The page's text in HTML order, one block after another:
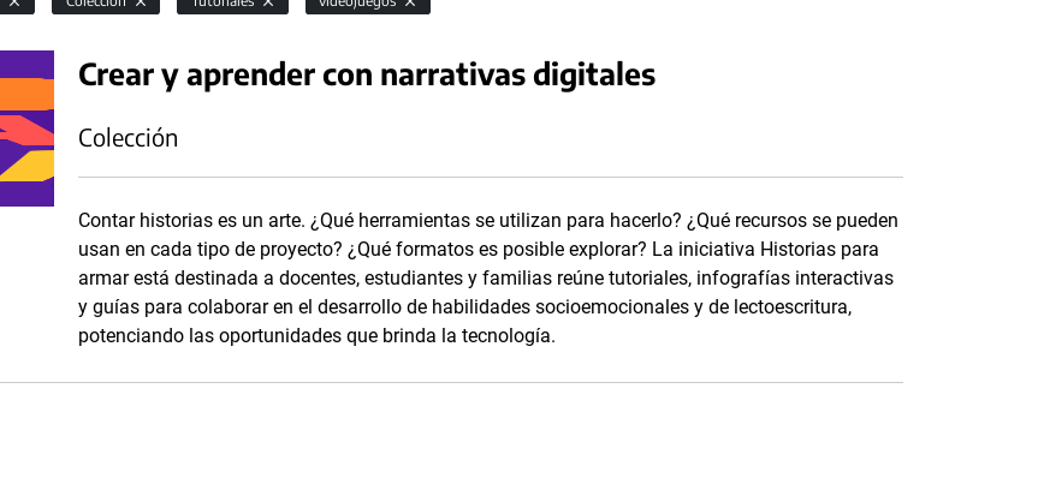
Crear y aprender con narrativas digitales
Colección
Contar historias es un arte. ¿Qué herramientas se utilizan para hacerlo? ¿Qué recursos se pueden
usan en cada tipo de proyecto? ¿Qué formatos es posible explorar? La iniciativa Historias para
armar está destinada a docentes, estudiantes y familias reúne tutoriales, infografías interactivas
y guías para colaborar en el desarrollo de habilidades socioemocionales y de lectoescritura,
potenciando las oportunidades que brinda la tecnología.